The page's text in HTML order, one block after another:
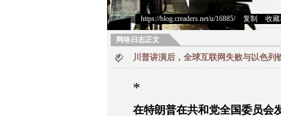
https://blog.creaders.net/u/16885/> 复制 收
网络日志正文
川普讲演后，全球互联网失败与以色列
*
在特朗普在共和党全国委员会